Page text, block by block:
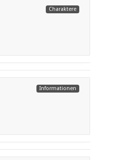
Charaktere
Informationen